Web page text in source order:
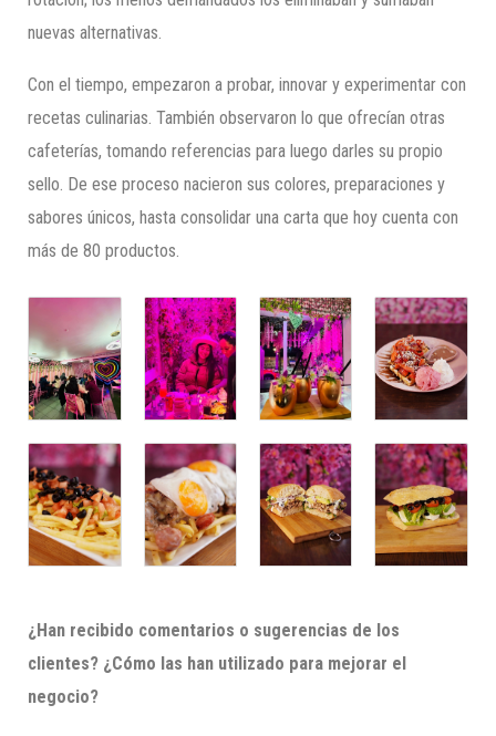
nuevas alternativas.
Con el tiempo, empezaron a probar, innovar y experimentar con
recetas culinarias. También observaron lo que ofrecían otras
cafeterías, tomando referencias para luego darles su propio
sello. De ese proceso nacieron sus colores, preparaciones y
sabores únicos, hasta consolidar una carta que hoy cuenta con
más de 80 productos.
¿Han recibido comentarios o sugerencias de los
clientes? ¿Cómo las han utilizado para mejorar el
negocio?